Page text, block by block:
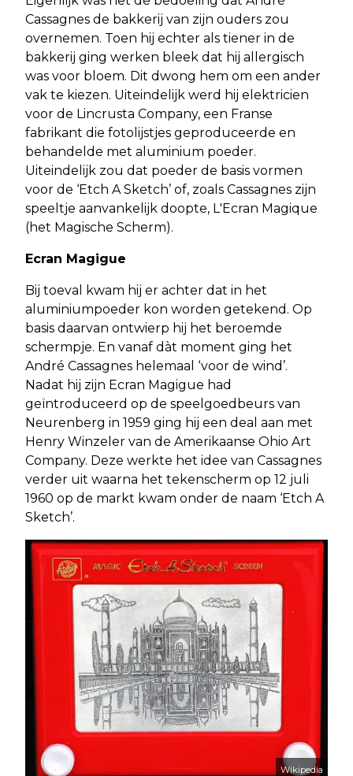
Cassagnes de bakkerij van zijn ouders zou
overnemen. Toen hij echter als tiener in de
bakkerij ging werken bleek dat hij allergisch
was voor bloem. Dit dwong hem om een ander
vak te kiezen. Uiteindelijk werd hij elektricien
voor de Lincrusta Company, een Franse
fabrikant die fotolijstjes geproduceerde en
behandelde met aluminium poeder.
Uiteindelijk zou dat poeder de basis vormen
voor de ‘Etch A Sketch’ of, zoals Cassagnes zijn
speeltje aanvankelijk doopte, L'Ecran Magique
(het Magische Scherm).
Ecran Magigue
Bij toeval kwam hij er achter dat in het
aluminiumpoeder kon worden getekend. Op
basis daarvan ontwierp hij het beroemde
schermpje. En vanaf dàt moment ging het
André Cassagnes helemaal ‘voor de wind’.
Nadat hij zijn Ecran Magigue had
geïntroduceerd op de speelgoedbeurs van
Neurenberg in 1959 ging hij een deal aan met
Henry Winzeler van de Amerikaanse Ohio Art
Company. Deze werkte het idee van Cassagnes
verder uit waarna het tekenscherm op 12 juli
1960 op de markt kwam onder de naam ‘Etch A
Sketch’.
Wikipedia